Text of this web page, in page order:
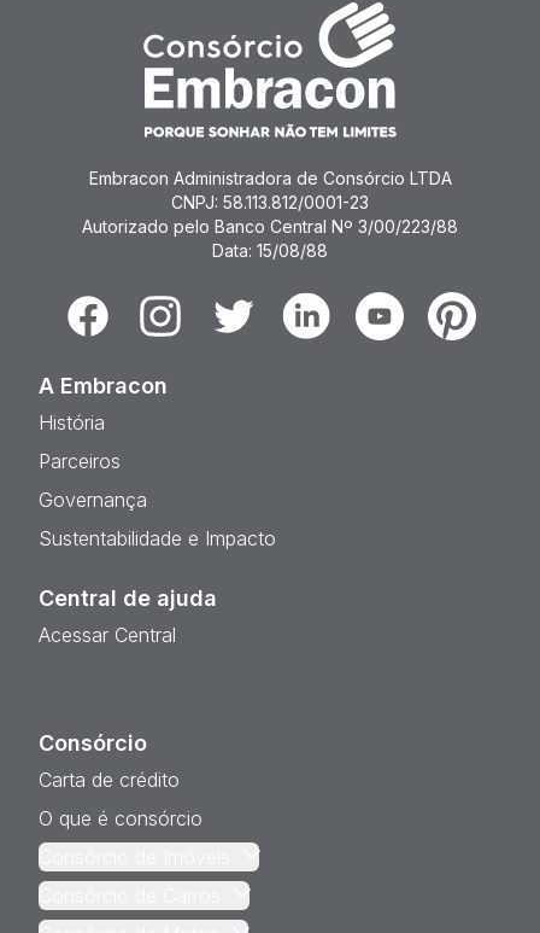
Embracon Administradora de Consórcio LTDA
CNPJ: 58.113.812/0001-23
Autorizado pelo Banco Central Nº 3/00/223/88
Data: 15/08/88
FacebookInstagramTwitter LinkedinYoutubePinterest
A Embracon
História
Parceiros
Governança
Sustentabilidade e Impacto
Central de ajuda
Acessar Central
Consórcio
Carta de crédito
O que é consórcio
Consórcio de Imóveis
Consórcio de Carros